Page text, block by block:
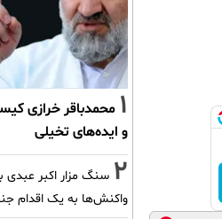
1 محمدباقر خرازی
و ایده‌های تخیلی
2 سنگ مزار اکبر عبدی
واکنش‌ها به یک اقدام